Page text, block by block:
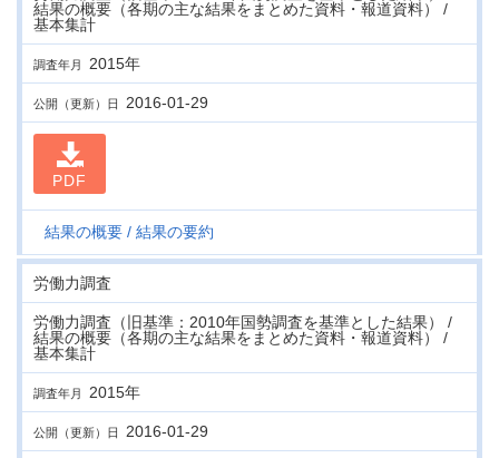
結果の概要（各期の主な結果をまとめた資料・報道資料） /
基本集計
調査年月 2015年
公開（更新）日 2016-01-29
PDF
結果の概要 結果の要約
労働力調査
労働力調査（旧基準：2010年国勢調査を基準とした結果） /
結果の概要（各期の主な結果をまとめた資料・報道資料） /
基本集計
調査年月 2015年
公開（更新）日 2016-01-29